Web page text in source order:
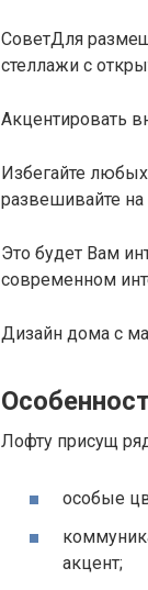
СоветДля
стеллажи с
Акцентировать
Избегайте
развешивайте на
Это будет Вам
современном
Дизайн дома с
Лофту присущ
особые
акцент;